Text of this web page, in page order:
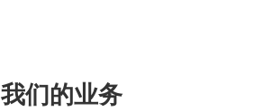
我们的业务